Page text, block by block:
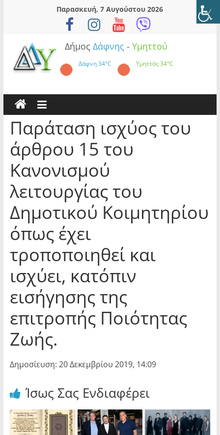
Παρασκευή, 7 Αυγούστου 2026
Δήμος Δάφνης - Υμηττού
Δάφνη34°C Υμηττός34°C
Παράταση ισχύος του
άρθρου 15 του
Κανονισμού
λειτουργίας του
Δημοτικού Κοιμητηρίου
όπως έχει
τροποποιηθεί και
ισχύει, κατόπιν
εισήγησης της
επιτροπής Ποιότητας
Ζωής.
Δημοσίευση: 20 Δεκεμβρίου 2019, 14:09
Ίσως Σας Ενδιαφέρει